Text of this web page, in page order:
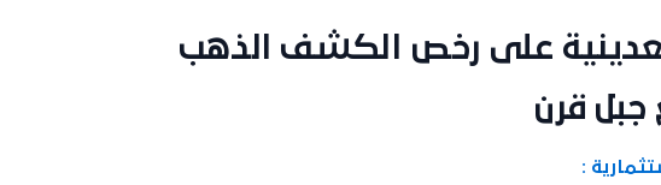
على رخص الكشف الذهب
قرن
: